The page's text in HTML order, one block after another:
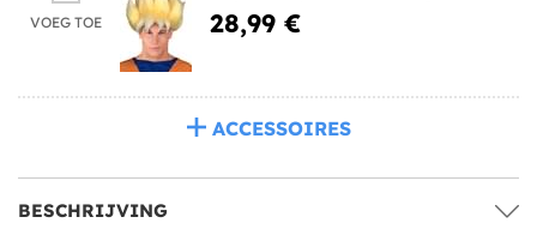
VOEG TOE 28,99 €
ACCESSOIRES
BESCHRIJVING